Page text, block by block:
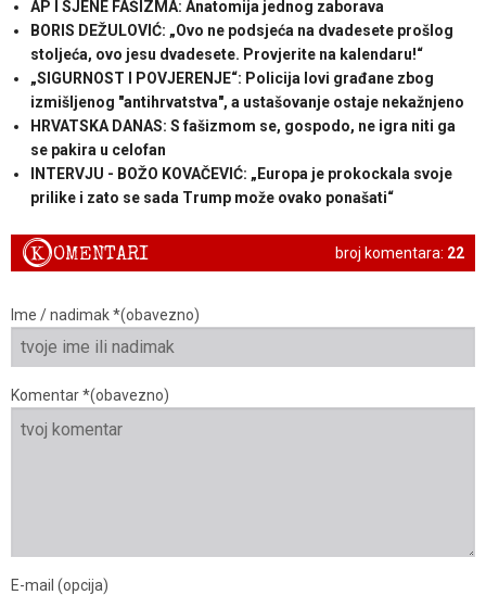
AP I SJENE FAŠIZMA: Anatomija jednog zaborava
BORIS DEŽULOVIĆ: „Ovo ne podsjeća na dvadesete prošlog
stoljeća, ovo jesu dvadesete. Provjerite na kalendaru!“
„SIGURNOST I POVJERENJE“: Policija lovi građane zbog
izmišljenog "antihrvatstva", a ustašovanje ostaje nekažnjeno
HRVATSKA DANAS: S fašizmom se, gospodo, ne igra niti ga
se pakira u celofan
INTERVJU - BOŽO KOVAČEVIĆ: „Europa je prokockala svoje
prilike i zato se sada Trump može ovako ponašati“
broj komentara: 22
KOMENTARI
Ime / nadimak *(obavezno)
Komentar *(obavezno)
E-mail (opcija)